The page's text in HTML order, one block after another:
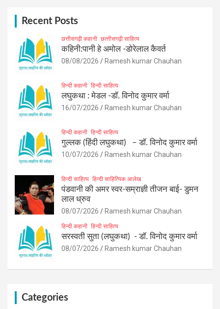
Recent Posts
छत्तीसगढ़ी कहानी छत्‍तीसगढ़ी साहित्‍य
कहिनी:पानी हे अमोल -डोरेलाल कैवर्त
08/08/2026 Ramesh kumar Chauhan
हिन्दी कहानी हिन्दी साहित्य
लघुकथा : मेडल -डॉ. विनोद कुमार वर्मा
16/07/2026 Ramesh kumar Chauhan
हिन्दी कहानी हिन्दी साहित्य
गुल्लक (हिंदी लघुकथा) – डॉ. विनोद कुमार वर्मा
10/07/2026 Ramesh kumar Chauhan
हिन्दी साहित्य हिन्दी साहित्यिक आलेख
पंडवानी की अमर स्वर-सम्राज्ञी तीजन बाई- डुमन
लाल ध्रुव
08/07/2026 Ramesh kumar Chauhan
हिन्दी कहानी हिन्दी साहित्य
सरस्वती सुता (लघुकथा) ​- डॉ. विनोद कुमार वर्मा
08/07/2026 Ramesh kumar Chauhan
Categories